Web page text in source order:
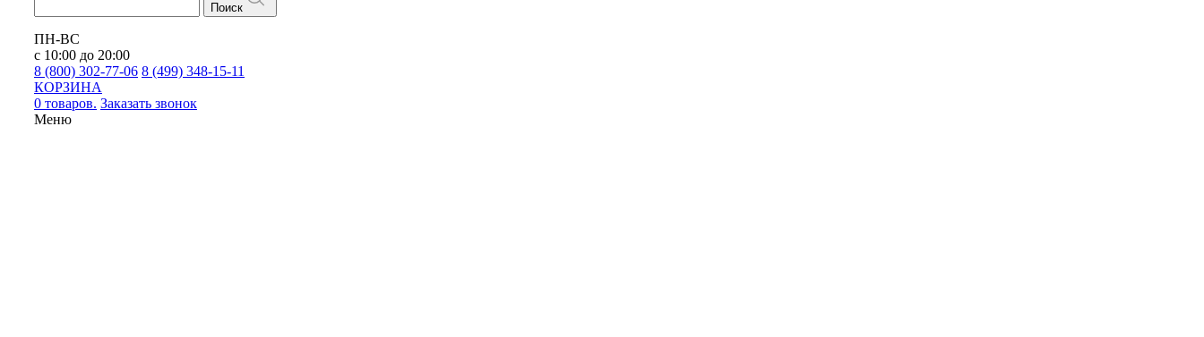
Поиск
ПН-ВС
с 10:00 до 20:00
8 (800) 302-77-06 8 (499) 348-15-11
КОРЗИНА
0 товаров. Заказать звонок
Меню